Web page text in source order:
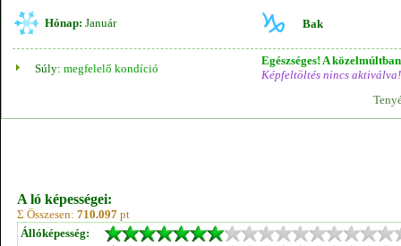
Hónap: Január Bak
Súly: megfelelő kondíció
Egészséges! A
Képfeltöltés nincs aktiválva!
A ló képességei:
Σ Összesen: 710.097 pt
Állóképesség: